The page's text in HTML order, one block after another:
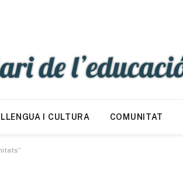
LLENGUA I CULTURA COMUNITAT